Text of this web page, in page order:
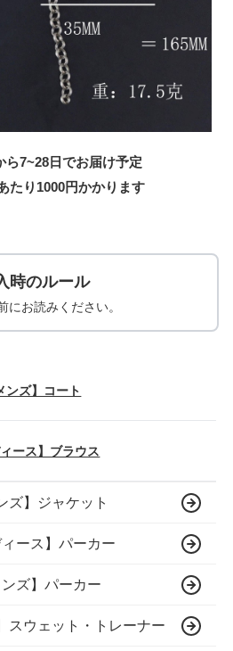
ら7~28日でお届け予定
たり 1000円かかります
時のルール
にお読みください。
ンズ】コート
ィース】ブラウス
ズ】ジャケット
ィース】パーカー
ンズ】パーカー
スウェット・トレーナー